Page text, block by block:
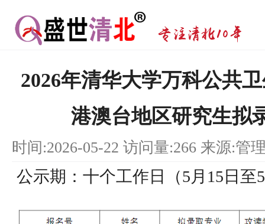
2026年清华大学万科公共
港澳台地区研究生拟
时间:2026-05-22 访问量:266 来源:管
公示期：十个工作日（5月15日至